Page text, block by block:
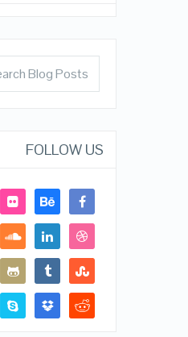
FOLLOW US